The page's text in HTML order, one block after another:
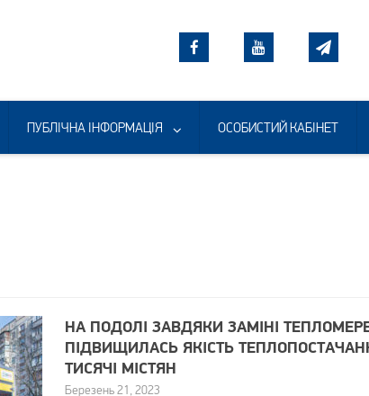
ПУБЛІЧНА ІНФОРМАЦІЯ ОСОБИСТИЙ КАБІНЕТ
НА ПОДОЛІ ЗАВДЯКИ ЗАМІНІ
ПІДВИЩИЛАСЬ ЯКІСТЬ
ТИСЯЧІ МІСТЯН
Березень 21, 2023